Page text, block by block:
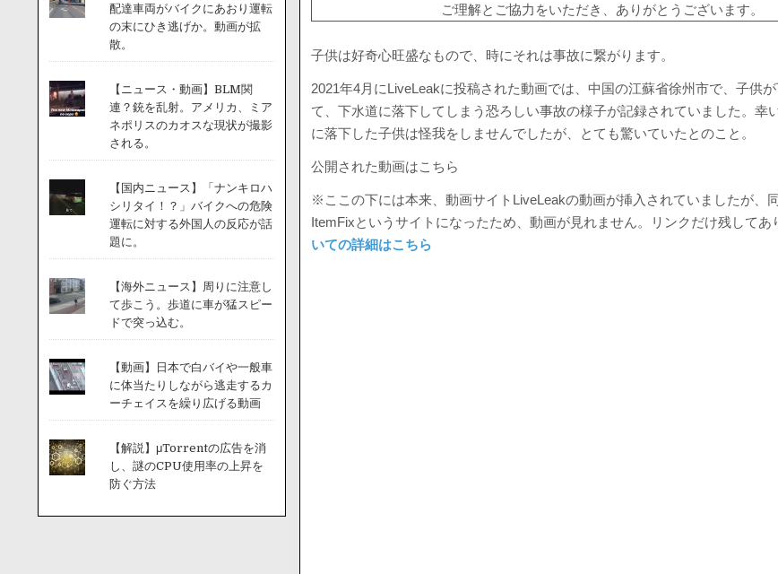
ご理解とご協力をいただき、ありがとうございます。
子供は好奇心旺盛なもので、時にそれは事故に繋がります。
2021年4月にLiveLeakに投稿された動画では、中国の江蘇省徐州市で、子供
て、下水道に落下してしまう恐ろしい事故の様子が記録されていました。幸
に落下した子供は怪我をしませんでしたが、とても驚いていたとのこと。
公開された動画はこちら
※ここの下には本来、動画サイトLiveLeakの動画が挿入されていましたが、
ItemFixというサイトになったため、動画が見れません。リンクだけ残してあ
いての詳細はこちら
配達車両がバイクにあおり運転
の末にひき逃げか。動画が拡
散。
【ニュース・動画】BLM関
連？銃を乱射。アメリカ、ミア
ネポリスのカオスな現状が撮影
される。
【国内ニュース】「ナンキロハ
シリタイ！？」バイクへの危険
運転に対する外国人の反応が話
題に。
【海外ニュース】周りに注意し
て歩こう。歩道に車が猛スピー
ドで突っ込む。
【動画】日本で白バイや一般車
に体当たりしながら逃走するカ
ーチェイスを繰り広げる動画
【解説】μTorrentの広告を消
し、謎のCPU使用率の上昇を
防ぐ方法